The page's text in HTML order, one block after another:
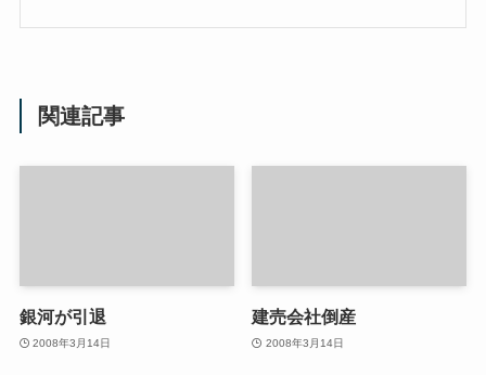
関連記事
銀河が引退
2008年3月14日
建売会社倒産
2008年3月14日